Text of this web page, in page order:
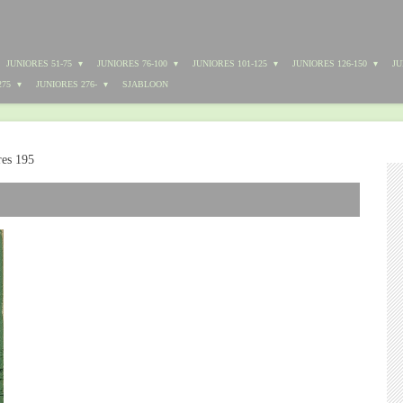
JUNIORES 51-75 JUNIORES 76-100 JUNIORES 101-125 JUNIORES 126-150
JUNIORES 276- SJABLOON
195